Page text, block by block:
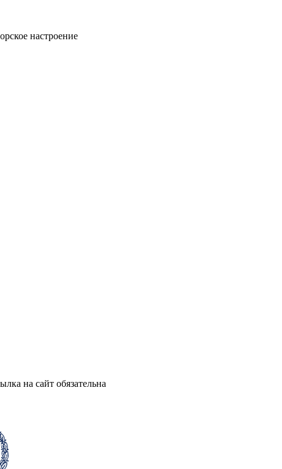
настроение
на сайт обязательна